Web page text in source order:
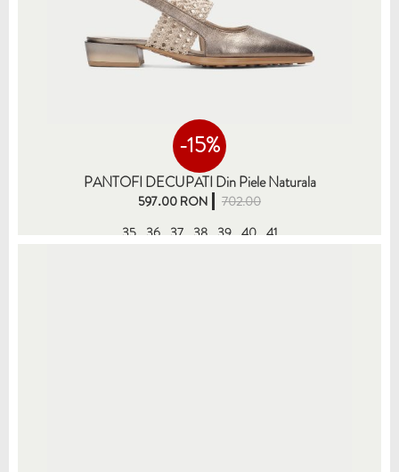
-15%
PANTOFI DECUPATI Din Piele Naturala
597.00 RON
702.00
35 36 37 38 39 40 41